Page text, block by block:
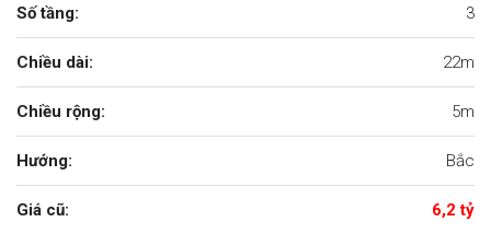
Số tầng: 3
Chiều dài: 22m
Chiều rộng: 5m
Hướng: Bắc
Giá cũ: 6,2 tỷ